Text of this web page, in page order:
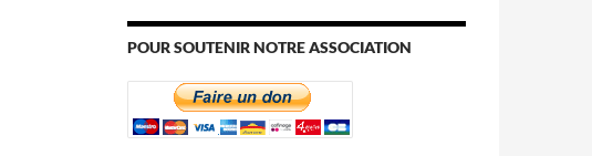
POUR SOUTENIR NOTRE ASSOCIATION